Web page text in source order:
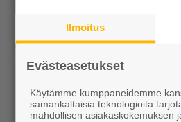
Ilmoitus
Evästeasetukset
Käytämme kumppaneidemme
samankaltaisia teknologioita
mahdollisen asiakaskokemuksen